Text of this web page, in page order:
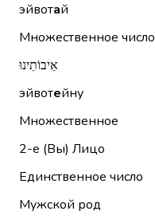
эйвотай
Множественное число
אֵיבוֹתֵינוּ
эйвотейну
Множественное
2-е (Вы) Лицо
Единственное число
Мужской род